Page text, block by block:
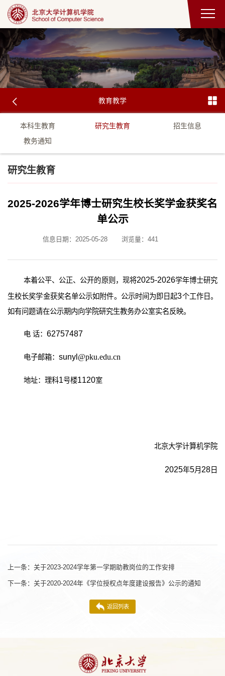
教育教学
本科生教育 研究生教育
招生信息
教务通知
研究生教育
2025-2026学年博士研究生校长奖学金获奖名
单公示
信息日期：2025-05-28 浏览量： 441
本着公平、公正、公开的原则，现将2025-2026学年博士研究
生校长奖学金获奖名单公示如附件。公示时间为即日起3个工作日。
如有问题请在公示期内向学院研究生教务办公室实名反映。
电 话： 62757487
电子邮箱： sunyl @pku.edu.cn
地址：理科1号楼1120室
北京大学计算机学院
2025年5月 28日
上一条： 关于2023-2024学年第一学期助教岗位的工作安排
下一条： 关于2020-2024年《学位授权点年度建设报告》公示的通知
返回列表